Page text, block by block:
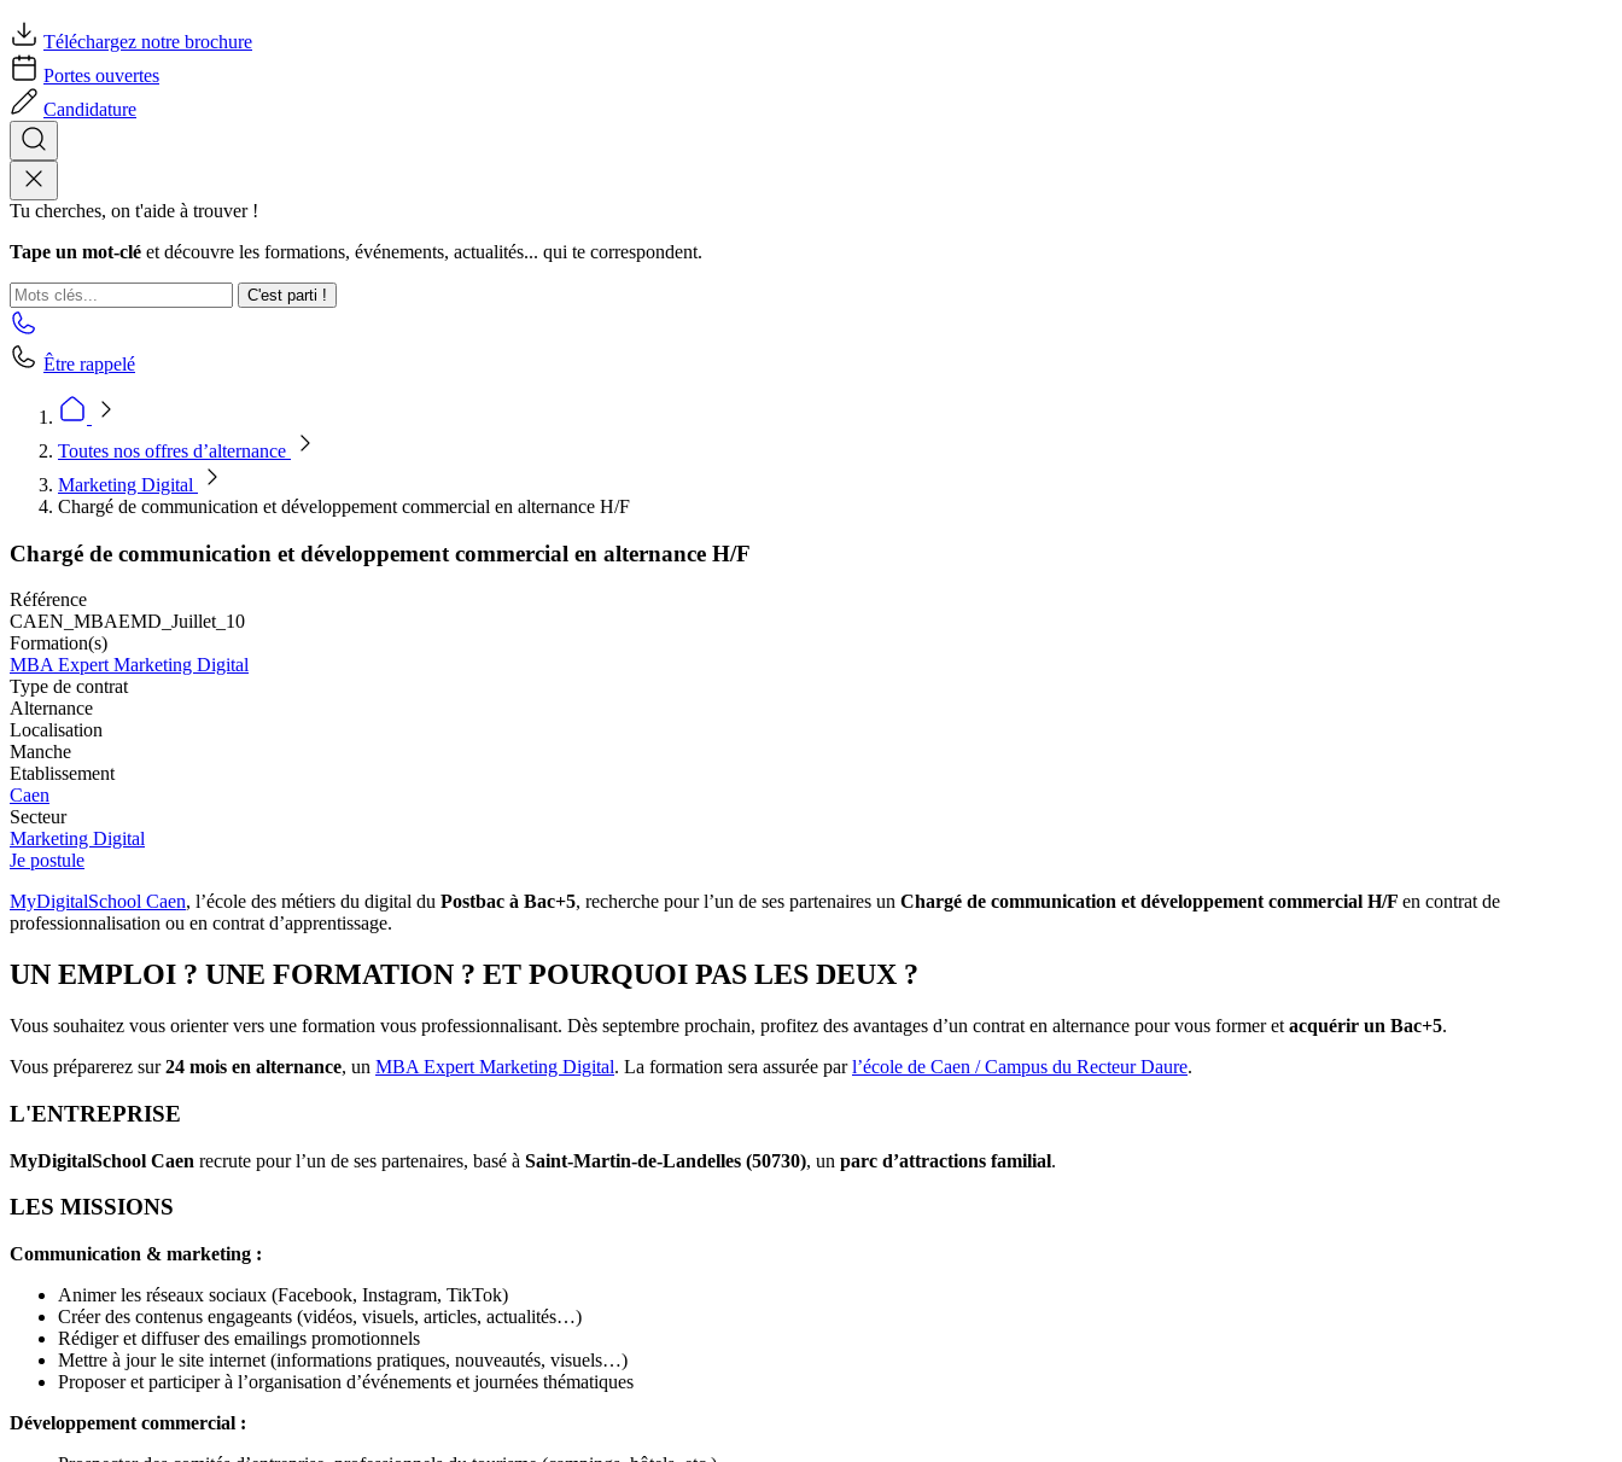
Téléchargez notre brochure
Portes ouvertes
Candidature
Tu cherches, on t'aide à trouver !
Tape un mot-clé et découvre les formations, événements, actualités... qui te correspondent.
C'est parti !
Être rappelé
Toutes nos offres d’alternance
Marketing Digital
Chargé de communication et développement commercial en alternance H/F
Chargé de communication et développement commercial en alternance H/F
Référence
CAEN_MBAEMD_Juillet_10
Formation(s)
MBA Expert Marketing Digital
Type de contrat
Alternance
Localisation
Manche
Etablissement
Caen
Secteur
Marketing Digital
Je postule
MyDigitalSchool Caen, l’école des métiers du digital du Postbac à Bac+5, recherche pour l’un de ses partenaires un Chargé de communication et développement commercial H/F en contrat de
professionnalisation ou en contrat d’apprentissage.
UN EMPLOI ? UNE FORMATION ? ET POURQUOI PAS LES DEUX ?
Vous souhaitez vous orienter vers une formation vous professionnalisant. Dès septembre prochain, profitez des avantages d’un contrat en alternance pour vous former et acquérir un Bac+5.
Vous préparerez sur24 mois en alternance, un MBA Expert Marketing Digital. La formation sera assurée parl’école de Caen / Campus du Recteur Daure.
L'ENTREPRISE
MyDigitalSchool Caen recrute pour l’un de ses partenaires, basé à Saint-Martin-de-Landelles (50730), un parc d’attractions familial.
LES MISSIONS
Communication & marketing :
Animer les réseaux sociaux (Facebook, Instagram, TikTok)
Créer des contenus engageants (vidéos, visuels, articles, actualités…)
Rédiger et diffuser des emailings promotionnels
Mettre à jour le site internet (informations pratiques, nouveautés, visuels…)
Proposer et participer à l’organisation d’événements et journées thématiques
Développement commercial :